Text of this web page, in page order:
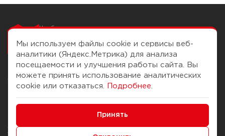
Чтобы вам легко
О компании
История Компании
Журнал
Помощь
Доставка и оплата
Способы оплаты
Мы используем файлы cookie и сервисы веб-
аналитики (Яндекс.Метрика) для анализа
посещаемости и улучшения работы сайта. Вы
можете принять использование аналитических
cookie или отказаться.
Подробнее
Принять